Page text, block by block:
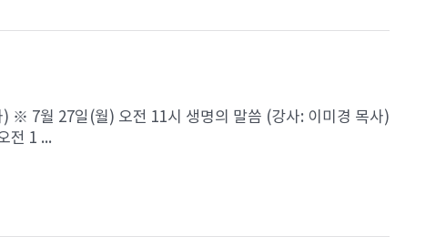
※ 7월 27일(월) 오전 11시 생명의 말씀 (강사: 이미경 목사)
전 1 ...